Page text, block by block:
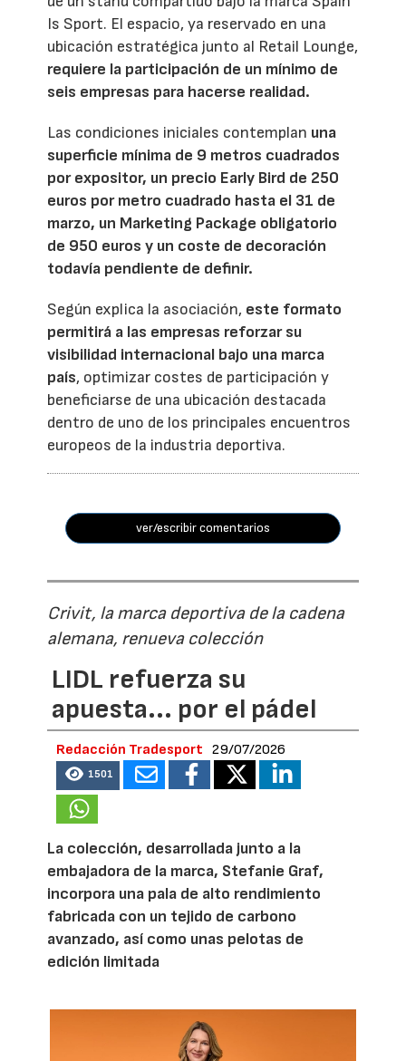
Is Sport. El espacio, ya reservado en una
ubicación estratégica junto al Retail Lounge,
requiere la participación de un mínimo de
seis empresas para hacerse realidad.
Las condiciones iniciales contemplan una
superficie mínima de 9 metros cuadrados
por expositor, un precio Early Bird de 250
euros por metro cuadrado hasta el 31 de
marzo, un Marketing Package obligatorio
de 950 euros y un coste de decoración
todavía pendiente de definir.
Según explica la asociación, este formato
permitirá a las empresas reforzar su
visibilidad internacional bajo una marca
país, optimizar costes de participación y
beneficiarse de una ubicación destacada
dentro de uno de los principales encuentros
europeos de la industria deportiva.
ver/escribir comentarios
Crivit, la marca deportiva de la cadena
alemana, renueva colección
LIDL refuerza su
apuesta... por el pádel
Redacción Tradesport 29/07/2026
1501
La colección, desarrollada junto a la
embajadora de la marca, Stefanie Graf,
incorpora una pala de alto rendimiento
fabricada con un tejido de carbono
avanzado, así como unas pelotas de
edición limitada